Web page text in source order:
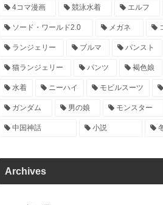
4コマ漫画 競泳水着 エルフ
ソード・ワールド2.0 メガネ
ランジェリー ブルマ パンスト
猫ランジェリー パンツ 褐色娘
水着 ニーハイ モビルスーツ
ガンダム 男の娘 モンスター
中国神話 小説
Archives